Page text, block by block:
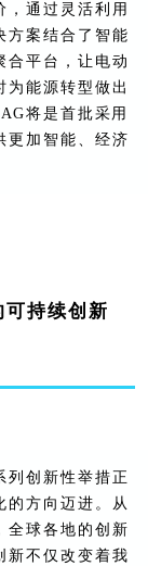
，通过灵活利用
方案结合了智能
合平台，让电动
为能源转型做出
将是首批采用
更加智能、经济
持续创新
列创新性举措正
的方向迈进。从
全球各地的创新
新不仅改变着我